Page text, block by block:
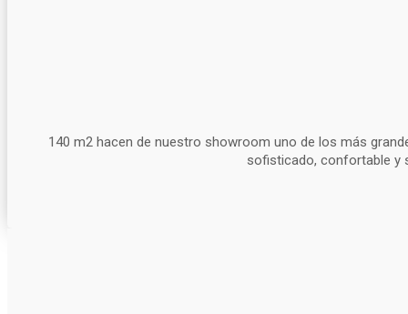
140 m2 hacen de nuestro showroom uno de los más
sofisticado, confortable y